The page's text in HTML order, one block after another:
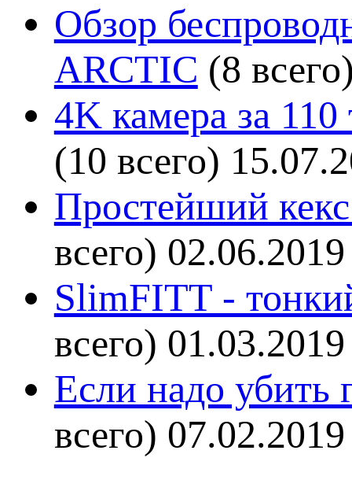
Обзор
ARCTIC (8
4K камера за
(10 всего)
Простейший кекс
всего) 02.06.2019
SlimFITT -
всего) 01.03.2019
Если надо убить
всего) 07.02.2019